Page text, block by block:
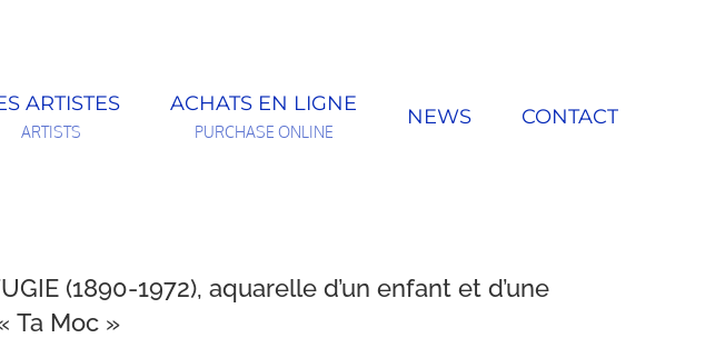
ARTISTES
ARTISTS
ACHATS EN LIGNE
PURCHASE ONLINE
NEWS CONTACT
(1890-1972), aquarelle d’un enfant et d’une
Ta Moc »